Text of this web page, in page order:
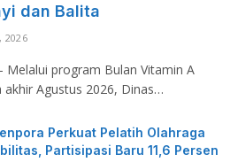
dan Balita
2026
Melalui program Bulan Vitamin A
akhir Agustus 2026, Dinas…
Perkuat Pelatih Olahraga
Partisipasi Baru 11,6 Persen